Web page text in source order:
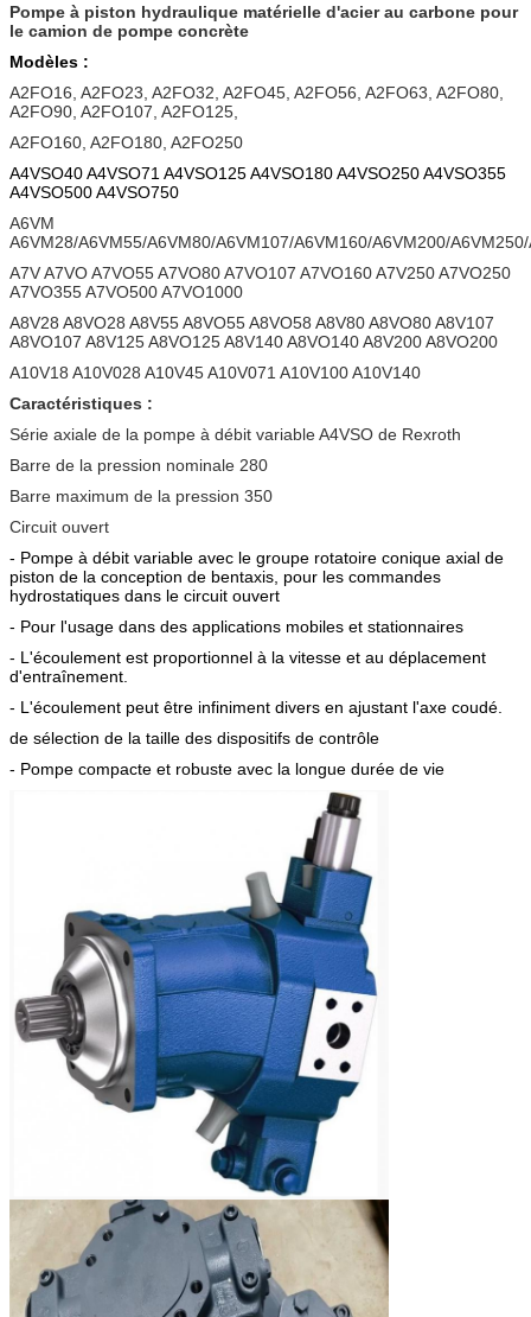
Pompe à piston hydraulique matérielle d'acier au carbone pour
le camion de pompe concrète
Modèles :
A2FO16, A2FO23, A2FO32, A2FO45, A2FO56, A2FO63, A2FO80,
A2FO90, A2FO107, A2FO125,
A2FO160, A2FO180, A2FO250
A4VSO40 A4VSO71 A4VSO125 A4VSO180 A4VSO250 A4VSO355
A4VSO500 A4VSO750
A6VM
A6VM28/A6VM55/A6VM80/A6VM107/A6VM160/A6VM200/
A7V A7VO A7VO55 A7VO80 A7VO107 A7VO160 A7V250 A7VO250
A7VO355 A7VO500 A7VO1000
A8V28 A8VO28 A8V55 A8VO55 A8VO58 A8V80 A8VO80 A8V107
A8VO107 A8V125 A8VO125 A8V140 A8VO140 A8V200 A8VO200
A10V18 A10V028 A10V45 A10V071 A10V100 A10V140
Caractéristiques :
Série axiale de la pompe à débit variable A4VSO de Rexroth
Barre de la pression nominale 280
Barre maximum de la pression 350
Circuit ouvert
- Pompe à débit variable avec le groupe rotatoire conique axial de
piston de la conception de bentaxis, pour les commandes
hydrostatiques dans le circuit ouvert
- Pour l'usage dans des applications mobiles et stationnaires
- L'écoulement est proportionnel à la vitesse et au déplacement
d'entraînement.
- L'écoulement peut être infiniment divers en ajustant l'axe coudé.
de sélection de la taille des dispositifs de contrôle
- Pompe compacte et robuste avec la longue durée de vie